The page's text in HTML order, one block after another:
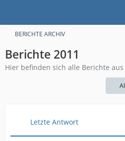
BERICHTE ARCHIV
Berichte 2011
Hier befinden sich alle Berichte aus
Letzte Antwort